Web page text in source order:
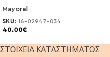
Mayoral
SKU: 16-02947-034
40.00€
ΣΤΟΙΧΕΊΑ ΚΑΤΑΣΤΉΜΑΤΟΣ